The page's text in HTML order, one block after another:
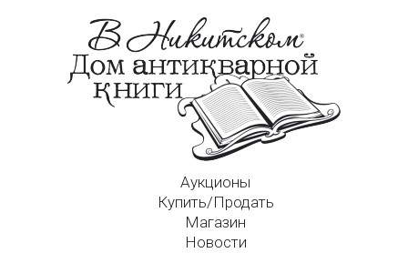
Аукционы
Купить/Продать
Магазин
Новости